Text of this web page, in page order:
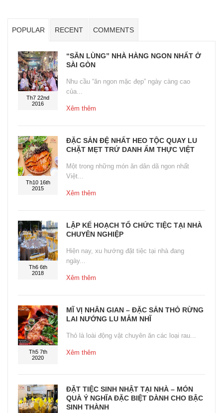
POPULAR RECENT COMMENTS
Th7 22nd
2016
“SĂN LÙNG” NHÀ HÀNG NGON NHẤT Ở
SÀI GÒN
Nhu cầu “ăn ngon mặc đẹp” ngày càng cao
của...
Xêm thêm
Th10 16th
2015
ĐẶC SẢN ĐỆ NHẤT HEO TỘC QUAY LU
CHẶT MẸT TRỨ DANH ẨM THỰC VIỆT
Một trong những món ăn dân dã ngon nhất
Việt...
Xêm thêm
Th6 6th
2018
LẬP KẾ HOẠCH TỔ CHỨC TIỆC TẠI NHÀ
CHUYÊN NGHIỆP
Hiện nay, xu hướng đặt tiệc tại nhà đang
ngày...
Xêm thêm
Th5 7th
2020
MĨ VỊ NHÂN GIAN – ĐẶC SẢN THỎ RỪNG
LAI NƯỚNG LU MẮM NHĨ
Thỏ là loài động vật chuyên ăn các loại rau...
Xêm thêm
ĐẶT TIỆC SINH NHẬT TẠI NHÀ – MÓN
QUÀ Ý NGHĨA ĐẶC BIỆT DÀNH CHO BẬC
SINH THÀNH